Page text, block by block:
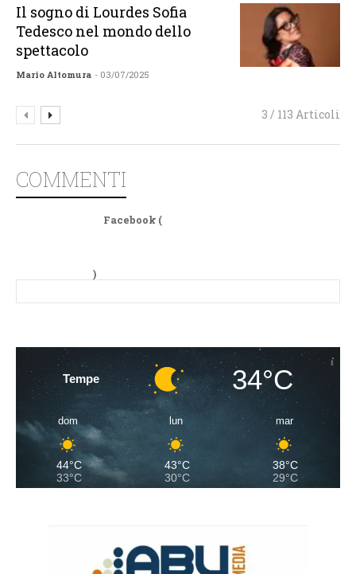
Il sogno di Lourdes Sofia
Tedesco nel mondo dello
spettacolo
Mario Altomura - 03/07/2025
3 / 113 Articoli
COMMENTI
Facebook (
)
Tempe 34°C
dom
44°C
33°C
lun
43°C
30°C
mar
38°C
29°C